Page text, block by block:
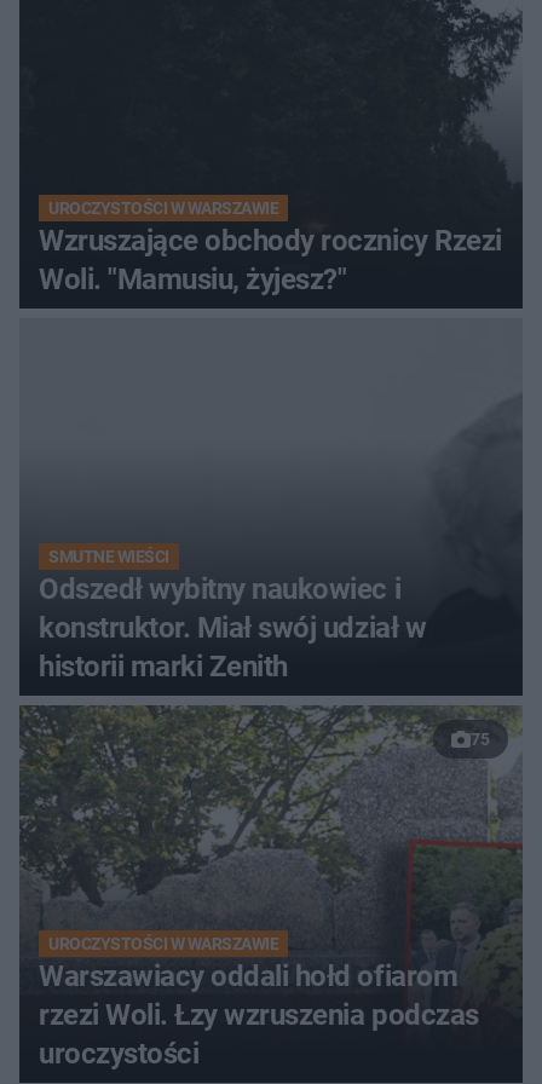
UROCZYSTOŚCI W WARSZAWIE
Wzruszające obchody rocznicy Rzezi
Woli. "Mamusiu, żyjesz?"
SMUTNE WIEŚCI
Odszedł wybitny naukowiec i
konstruktor. Miał swój udział w
historii marki Zenith
75
UROCZYSTOŚCI W WARSZAWIE
Warszawiacy oddali hołd ofiarom
rzezi Woli. Łzy wzruszenia podczas
uroczystości